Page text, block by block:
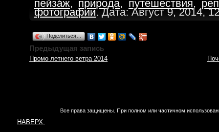
пейзаж, природа, путешествия,
фотографии. Дата: Август 9, 2014,
Поделиться…
Предыдущая запись
Промо летнего ветра 2014
Все права защищены. При полном или частичном
НАВЕРХ